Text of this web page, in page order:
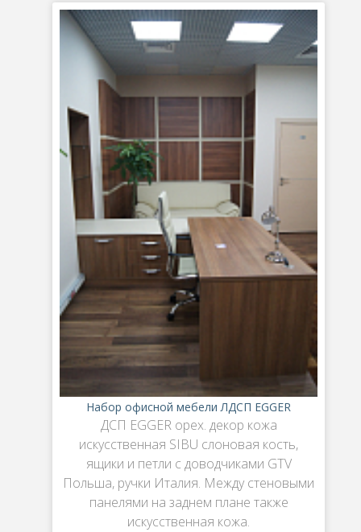
Набор офисной мебели ЛДСП EGGER
ДСП EGGER орех. декор кожа
искусственная SIBU слоновая кость,
ящики и петли с доводчиками GTV
Польша, ручки Италия. Между стеновыми
панелями на заднем плане также
искусственная кожа.